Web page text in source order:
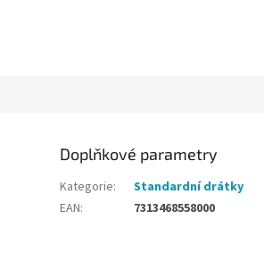
Doplňkové parametry
Kategorie:
Standardní drátky
EAN: 7313468558000